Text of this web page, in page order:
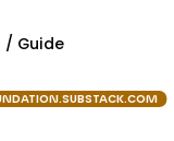
/ Guide